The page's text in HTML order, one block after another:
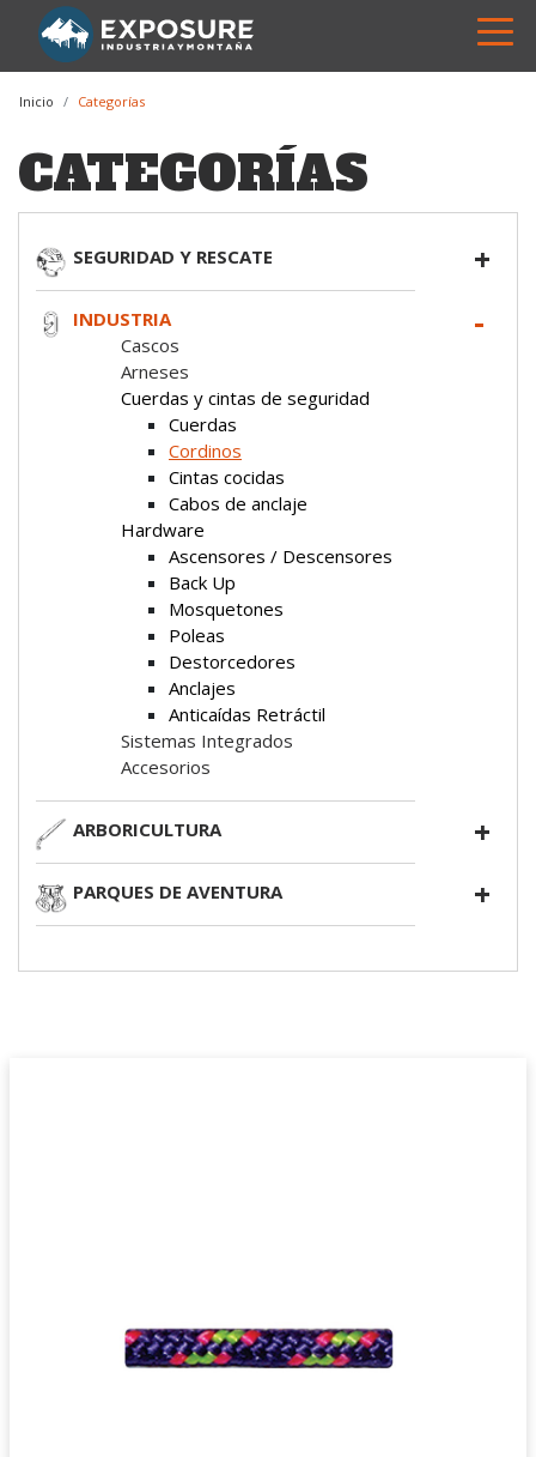
Inicio Categorías
CATEGORÍAS
SEGURIDAD Y RESCATE
INDUSTRIA
Cascos
Arneses
Cuerdas y cintas de seguridad
Cuerdas
Cordinos
Cintas cocidas
Cabos de anclaje
Hardware
Ascensores / Descensores
Back Up
Mosquetones
Poleas
Destorcedores
Anclajes
Anticaídas Retráctil
Sistemas Integrados
Accesorios
ARBORICULTURA
PARQUES DE AVENTURA